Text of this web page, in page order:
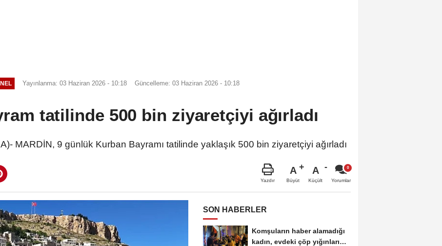
Yayınlanma: 03 Haziran 2026 - 10:18 Güncelleme: 03 Haziran 2026 - 10:18
tatilinde 500 bin ziyaretçiyi ağırladı
MARDİN, 9 günlük Kurban Bayramı tatilinde yaklaşık 500 bin ziyaretçiyi ağırladı
Yazdır
A
Büyüt
A
Küçült Yorumlar
SON HABERLER
Komşuların haber alamadığı
kadın, evdeki çöp yığınları